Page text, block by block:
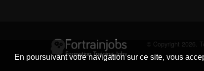
En poursuivant votre navigation sur ce site, vous
© Copyright 2026.